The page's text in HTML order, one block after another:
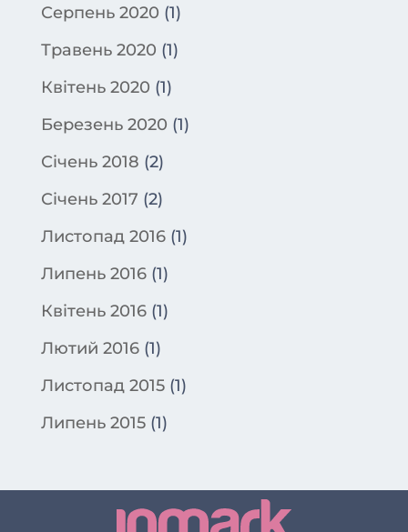
Серпень 2020 (1)
Травень 2020 (1)
Квітень 2020 (1)
Березень 2020 (1)
Січень 2018 (2)
Січень 2017 (2)
Листопад 2016(1)
Липень 2016(1)
Квітень 2016(1)
Лютий 2016(1)
Листопад 2015(1)
Липень 2015(1)